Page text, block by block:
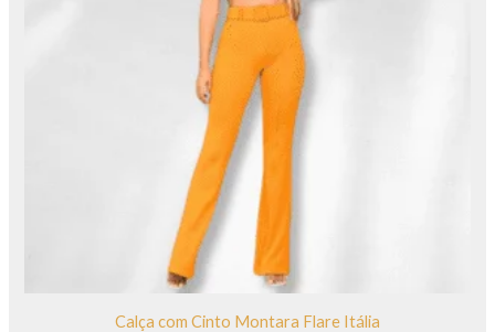
Calça com Cinto Montara Flare Itália